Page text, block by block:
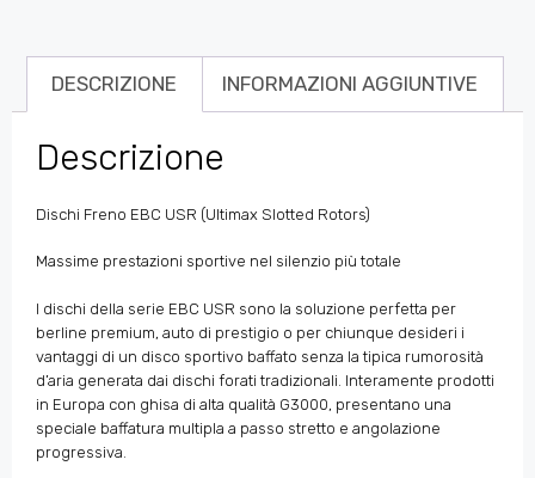
DESCRIZIONE INFORMAZIONI AGGIUNTIVE
Descrizione
Dischi Freno EBC USR (Ultimax Slotted Rotors)
Massime prestazioni sportive nel silenzio più totale
I dischi della serie EBC USR sono la soluzione perfetta per
berline premium, auto di prestigio o per chiunque desideri i
vantaggi di un disco sportivo baffato senza la tipica rumorosità
d’aria generata dai dischi forati tradizionali. Interamente prodotti
in Europa con ghisa di alta qualità G3000, presentano una
speciale baffatura multipla a passo stretto e angolazione
progressiva.